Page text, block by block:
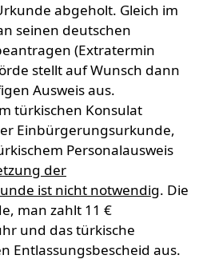
abgeholt. Gleich im
seinen deutschen
(Extratermin
stellt auf Wunsch dann
Ausweis aus.
türkischen Konsulat
Einbürgerungsurkunde,
Personalausweis
der
ist nicht notwendig. Die
man zahlt 11 €
und das türkische
Entlassungsbescheid aus.